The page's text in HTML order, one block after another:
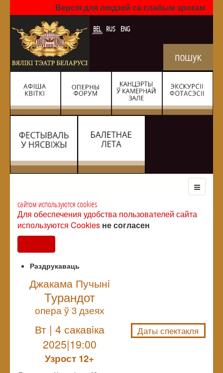
Версія для людзей са слабым зрокам
BEL RUS ENG
сайтом используются cookies
Для обеспечения удобства пользователей сайта
используются Cookies не согласен
Раздрукаваць
Джакама Пучынi
Турандот
опера ў 3 дзеях
Вт | 4 сакавiка
2025|19:00
Узрoст 12+
Даты спектакля